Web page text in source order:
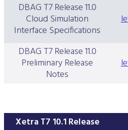
DBAG T7 Release 11.0
Cloud Simulation
Interface Specifications
DBAG T7 Release 11.0
Preliminary Release
Notes
Xetra T7 10.1 Release